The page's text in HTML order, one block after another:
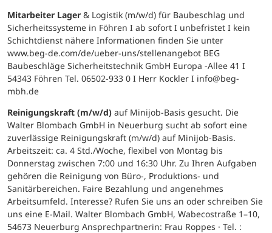
Mitarbeiter Lager & Logistik (m/w/d) für Baubeschlag und
Sicherheitssysteme in Föhren I ab sofort I unbefristet I kein
Schichtdienst nähere Informationen finden Sie unter
www.beg-de.com/de/ueber-uns/stellenangebot BEG
Baubeschläge Sicherheitstechnik GmbH Europa -Allee 41 I
54343 Föhren Tel. 06502-933 0 I Herr Kockler I info@beg-
mbh.de
Reinigungskraft (m/w/d) auf Minijob-Basis gesucht. Die
Walter Blombach GmbH in Neuerburg sucht ab sofort eine
zuverlässige Reinigungskraft (m/w/d) auf Minijob-Basis.
Arbeitszeit: ca. 4 Std./Woche, flexibel von Montag bis
Donnerstag zwischen 7:00 und 16:30 Uhr. Zu Ihren Aufgaben
gehören die Reinigung von Büro-, Produktions- und
Sanitärbereichen. Faire Bezahlung und angenehmes
Arbeitsumfeld. Interesse? Rufen Sie uns an oder schreiben Sie
uns eine E-Mail. Walter Blombach GmbH, Wabecostraße 1–10,
54673 Neuerburg Ansprechpartnerin: Frau Roppes · Tel. :